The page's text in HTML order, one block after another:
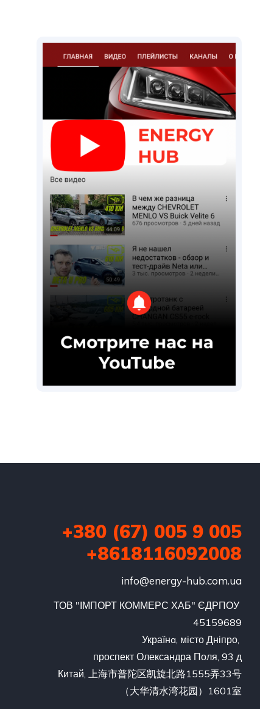
+380 (67) 005 9 005
+8618116092008
info@energy-hub.com.ua
ТОВ "ІМПОРТ КОММЕРС ХАБ" ЄДРПОУ
45159689
Українa, місто Дніпро,
проспект Олександра Поля, 93 д
Китай, 上海市普陀区凯旋北路1555弄33号
（大华清水湾花园）1601室